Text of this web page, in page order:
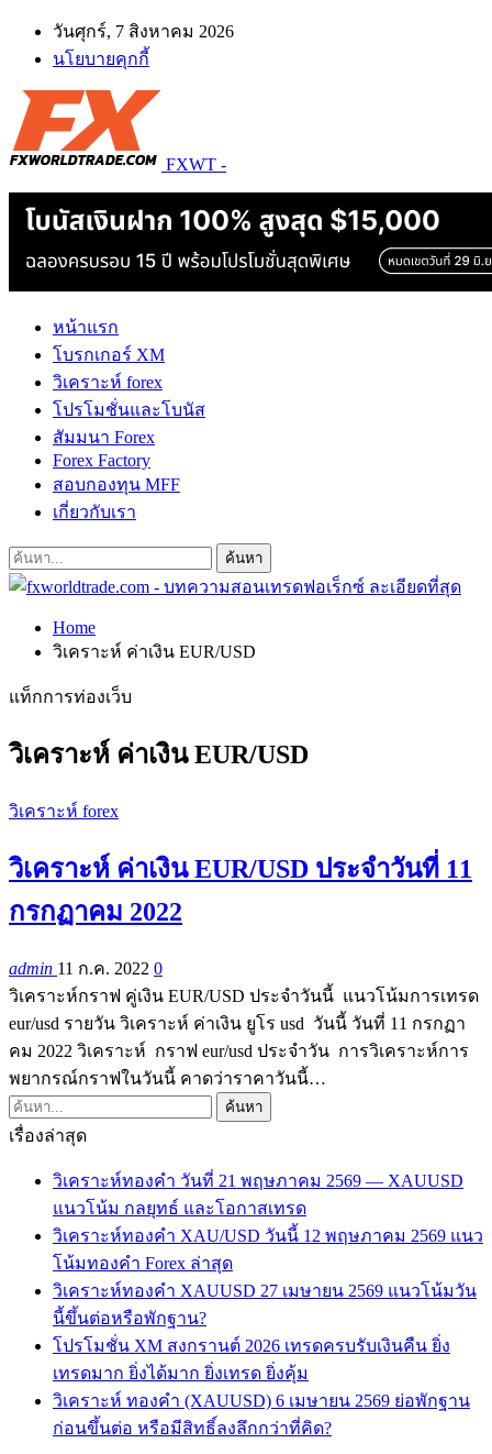
วันศุกร์, 7 สิงหาคม 2026
นโยบายคุกกี้
FXWT -
หน้าแรก
โบรกเกอร์ XM
วิเคราะห์ forex
โปรโมชั่นและโบนัส
สัมมนา Forex
Forex Factory
สอบกองทุน MFF
เกี่ยวกับเรา
Home
วิเคราะห์ ค่าเงิน EUR/USD
แท็กการท่องเว็บ
วิเคราะห์ ค่าเงิน EUR/USD
วิเคราะห์ forex
วิเคราะห์ ค่าเงิน EUR/USD ประจำวันที่ 11
กรกฏาคม 2022
admin 11 ก.ค. 2022 0
วิเคราะห์กราฟ คู่เงิน EUR/USD ประจำวันนี้ แนวโน้มการเทรด
eur/usd รายวัน วิเคราะห์ ค่าเงิน ยูโร usd วันนี้ วันที่ 11 กรกฏา
คม 2022 วิเคราะห์ กราฟ eur/usd ประจำวัน การวิเคราะห์การ
พยากรณ์กราฟในวันนี้ คาดว่าราคาวันนี้…
เรื่องล่าสุด
วิเคราะห์ทองคำ วันที่ 21 พฤษภาคม 2569 — XAUUSD
แนวโน้ม กลยุทธ์ และโอกาสเทรด
วิเคราะห์ทองคำ XAU/USD วันนี้ 12 พฤษภาคม 2569 แนว
โน้มทองคำ Forex ล่าสุด
วิเคราะห์ทองคำ XAUUSD 27 เมษายน 2569 แนวโน้มวัน
นี้ขึ้นต่อหรือพักฐาน?
โปรโมชั่น XM สงกรานต์ 2026 เทรดครบรับเงินคืน ยิ่ง
เทรดมาก ยิ่งได้มาก ยิ่งเทรด ยิ่งคุ้ม
วิเคราะห์ ทองคำ (XAUUSD) 6 เมษายน 2569 ย่อพักฐาน
ก่อนขึ้นต่อ หรือมีสิทธิ์ลงลึกกว่าที่คิด?